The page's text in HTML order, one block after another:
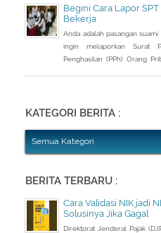
pengusutan nilai wajar harta.
Begini Cara Lapor
Bekerja
Anda adalah pasangan
ingin melaporkan Surat
Penghasilan (PPh) Orang
suami atau istri
KATEGORI BERITA :
Semua Kategori
BERITA TERBARU :
Cara Validasi NIK jadi
Solusinya Jika Gagal
Direktorat Jenderal Pajak